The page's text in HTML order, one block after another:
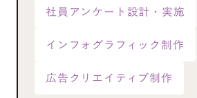
社員アンケート設計・実施
インフォグラフィック制作
広告クリエイティブ制作